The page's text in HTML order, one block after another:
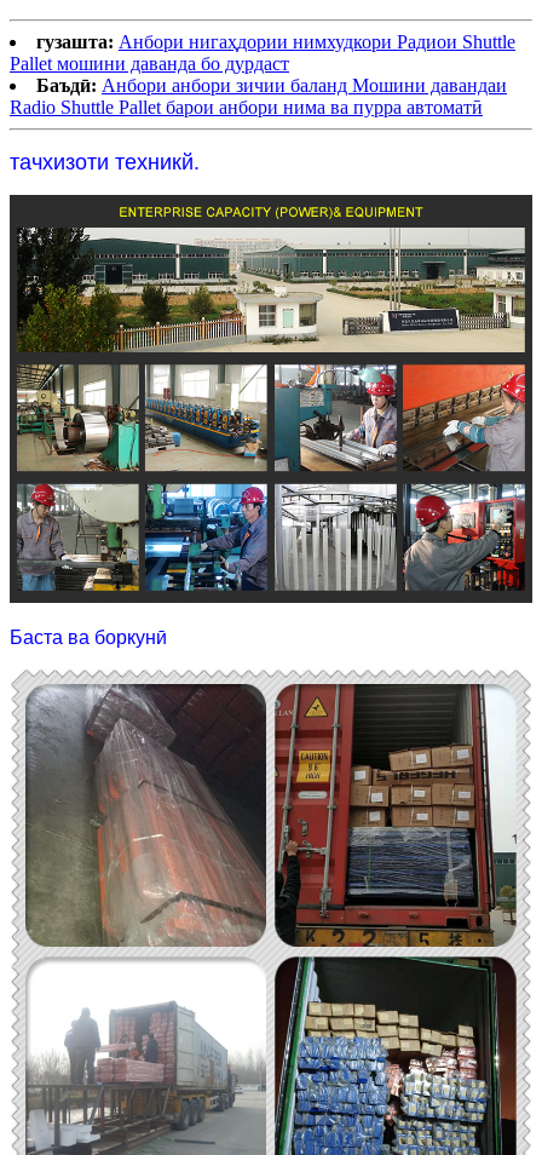
гузашта: Анбори нигаҳдории нимхудкори Радиои Shuttle
Pallet мошини даванда бо дурдаст
Баъдӣ: Анбори анбори зичии баланд Мошини давандаи
Radio Shuttle Pallet барои анбори нима ва пурра автоматӣ
тачхизоти техникй.
Баста ва боркунӣ